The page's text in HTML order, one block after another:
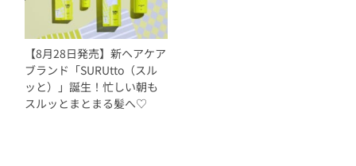
【8月28日発売】新ヘアケア
ブランド「SURUtto（スル
ッと）」誕生！忙しい朝も
スルッとまとまる髪へ♡